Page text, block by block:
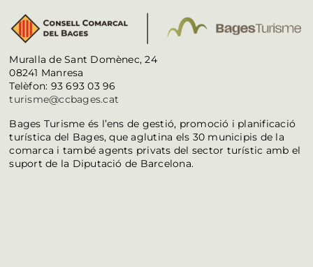
Muralla de Sant Domènec, 24
08241 Manresa
Telèfon: 93 693 03 96
turisme@ccbages.cat
Bages Turisme és l’ens de gestió, promoció i planificació
turística del Bages, que aglutina els 30 municipis de la
comarca i també agents privats del sector turístic amb el
suport de la Diputació de Barcelona.